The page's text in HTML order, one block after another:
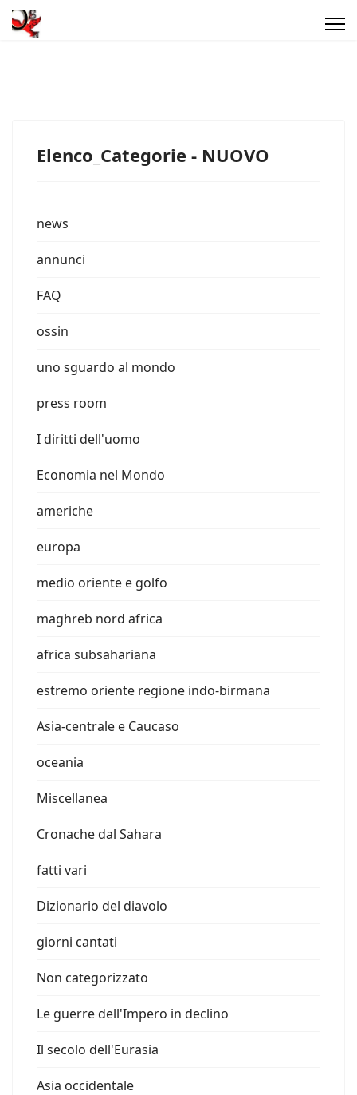
Elenco_Categorie - NUOVO
news
annunci
FAQ
ossin
uno sguardo al mondo
press room
I diritti dell'uomo
Economia nel Mondo
americhe
europa
medio oriente e golfo
maghreb nord africa
africa subsahariana
estremo oriente regione indo-birmana
Asia-centrale e Caucaso
oceania
Miscellanea
Cronache dal Sahara
fatti vari
Dizionario del diavolo
giorni cantati
Non categorizzato
Le guerre dell'Impero in declino
Il secolo dell'Eurasia
Asia occidentale